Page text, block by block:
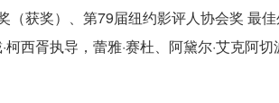
获奖）、第79届纽约影评人协会奖 最
西胥执导，蕾雅·赛杜、阿黛尔·艾克阿切